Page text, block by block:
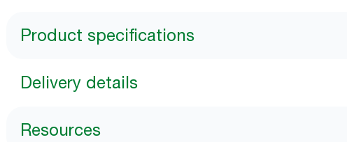
Product specifications
Delivery details
Resources